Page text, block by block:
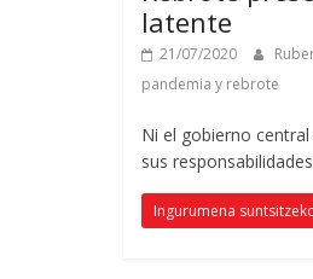
latente
21/07/2020
pandemia y rebrote
Ni el gobierno
sus responsabilidades
Ingurumena